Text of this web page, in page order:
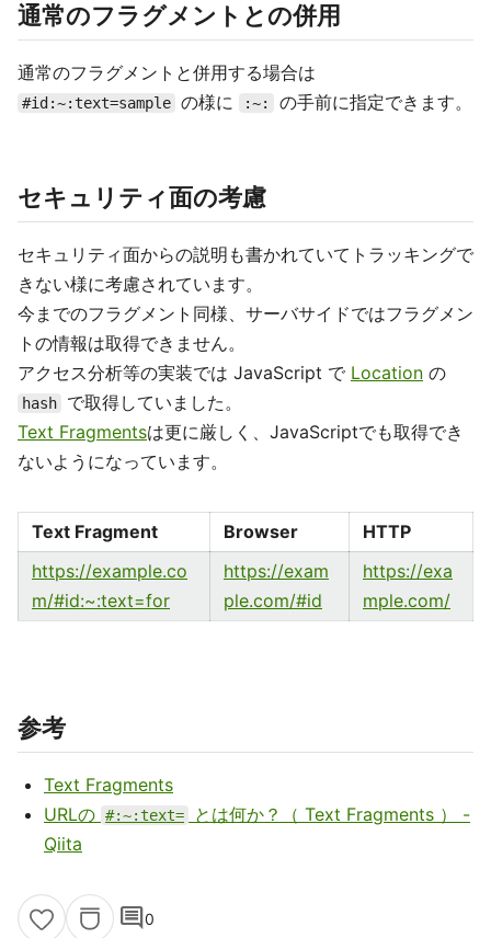
通常のフラグメントとの併用
通常のフラグメントと併用する場合は
#id:~:text=sample の様に :~: の手前に指定できます。
セキュリティ面の考慮
セキュリティ面からの説明も書かれていてトラッキングで
きない様に考慮されています。
今までのフラグメント同様、サーバサイドではフラグメン
トの情報は取得できません。
アクセス分析等の実装では JavaScript で Location の
hash
で取得していました。
Text Fragmentsは更に厳しく、JavaScriptでも取得でき
ないようになっています。
Text Fragment Browser
HTTP
https://example.co
m/#id:~:text=for
https://exam
ple.com/#id
https://exa
mple.com/
参考
Text Fragments
URLの #:~:text=
とは何か？（ Text Fragments ） -
Qiita
comment0